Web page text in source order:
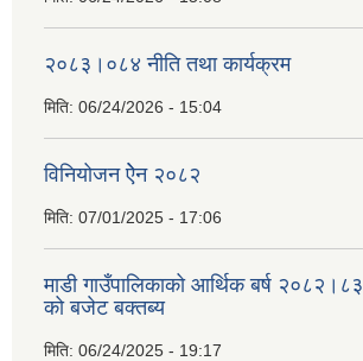
२०८३।०८४ नीति तथा कार्यक्रम
मिति: 06/24/2026 - 15:04
विनियोजन ऐेन २०८२
मिति: 07/01/2025 - 17:06
माडी गाउँपालिकाको आर्थिक बर्ष २०८२।८३
को बजेट बक्तब्य
मिति: 06/24/2025 - 19:17